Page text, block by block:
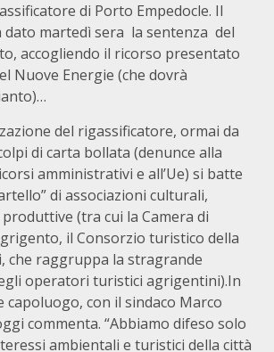
di Porto Empedocle. Il
dato martedì sera la sentenza del
accogliendo il ricorso presentato
Nuove Energie (che dovrà
del rigassificatore, ormai da
di carta bollata (denunce alla
amministrativi e all’Ue) si batte
di associazioni culturali,
(tra cui la Camera di
il Consorzio turistico della
che raggruppa la stragrande
operatori turistici agrigentini).In
capoluogo, con il sindaco Marco
commenta. “Abbiamo difeso solo
ambientali e turistici della città